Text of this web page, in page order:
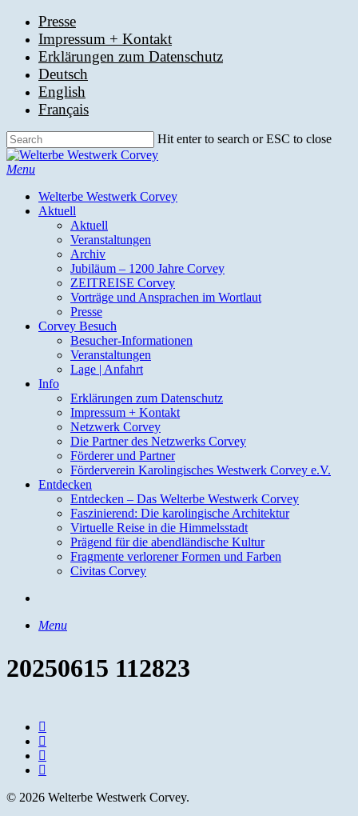
Skip
content
Presse
Impressum + Kontakt
Erklärungen zum Datenschutz
Deutsch
English
Français
Hit enter to search or ESC to close
Close
Search
search
Menu
Welterbe Westwerk Corvey
Aktuell
Aktuell
Veranstaltungen
Archiv
Jubiläum – 1200 Jahre Corvey
ZEITREISE Corvey
Vorträge und Ansprachen im Wortlaut
Presse
Corvey Besuch
Besucher-Informationen
Veranstaltungen
Lage | Anfahrt
Info
Erklärungen zum Datenschutz
Impressum + Kontakt
Netzwerk Corvey
Die Partner des Netzwerks Corvey
Förderer und Partner
Förderverein Karolingisches Westwerk Corvey e.V.
Entdecken
Entdecken – Das Welterbe Westwerk Corvey
Faszinierend: Die karolingische Architektur
Virtuelle Reise in die Himmelsstadt
Prägend für die abendländische Kultur
Fragmente verlorener Formen und Farben
Civitas Corvey
Menu
20250615 112823
facebook
youtube
instagram
email
© 2026 Welterbe Westwerk Corvey.